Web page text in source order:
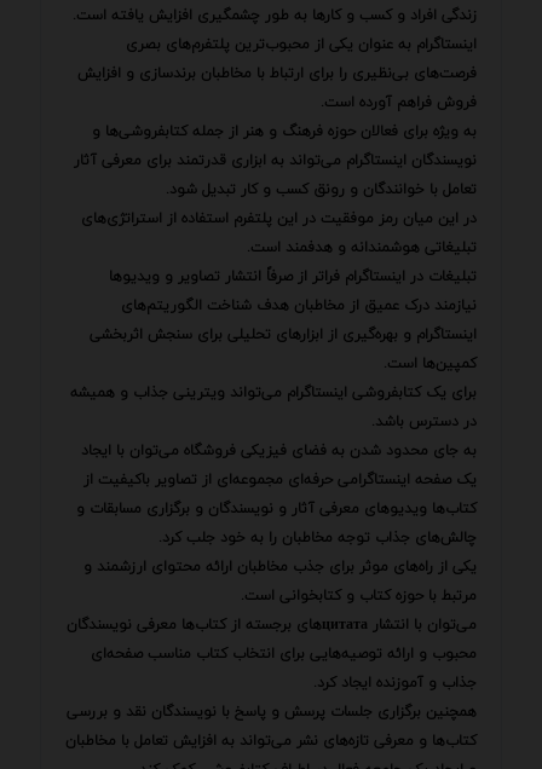
زندگی افراد و کسب و کارها به طور چشمگیری افزایش یافته است.
اینستاگرام به عنوان یکی از محبوب‌ترین پلتفرم‌های بصری
فرصت‌های بی‌نظیری را برای ارتباط با مخاطبان برندسازی و افزایش
فروش فراهم آورده است.
به ویژه برای فعالان حوزه فرهنگ و هنر از جمله کتابفروشی‌ها و
نویسندگان اینستاگرام می‌تواند به ابزاری قدرتمند برای معرفی آثار
تعامل با خوانندگان و رونق کسب و کار تبدیل شود.
در این میان رمز موفقیت در این پلتفرم استفاده از استراتژی‌های
تبلیغاتی هوشمندانه و هدفمند است.
تبلیغات در اینستاگرام فراتر از صرفاً انتشار تصاویر و ویدیوها
نیازمند درک عمیق از مخاطبان هدف شناخت الگوریتم‌های
اینستاگرام و بهره‌گیری از ابزارهای تحلیلی برای سنجش اثربخشی
کمپین‌ها است.
برای یک کتابفروشی اینستاگرام می‌تواند ویترینی جذاب و همیشه
در دسترس باشد.
به جای محدود شدن به فضای فیزیکی فروشگاه می‌توان با ایجاد
یک صفحه اینستاگرامی حرفه‌ای مجموعه‌ای از تصاویر باکیفیت از
کتاب‌ها ویدیوهای معرفی آثار و نویسندگان و برگزاری مسابقات و
چالش‌های جذاب توجه مخاطبان را به خود جلب کرد.
یکی از راه‌های موثر برای جذب مخاطبان ارائه محتوای ارزشمند و
مرتبط با حوزه کتاب و کتابخوانی است.
می‌توان با انتشار цитатаهای برجسته از کتاب‌ها معرفی نویسندگان
محبوب و ارائه توصیه‌هایی برای انتخاب کتاب مناسب صفحه‌ای
جذاب و آموزنده ایجاد کرد.
همچنین برگزاری جلسات پرسش و پاسخ با نویسندگان نقد و بررسی
کتاب‌ها و معرفی تازه‌های نشر می‌تواند به افزایش تعامل با مخاطبان